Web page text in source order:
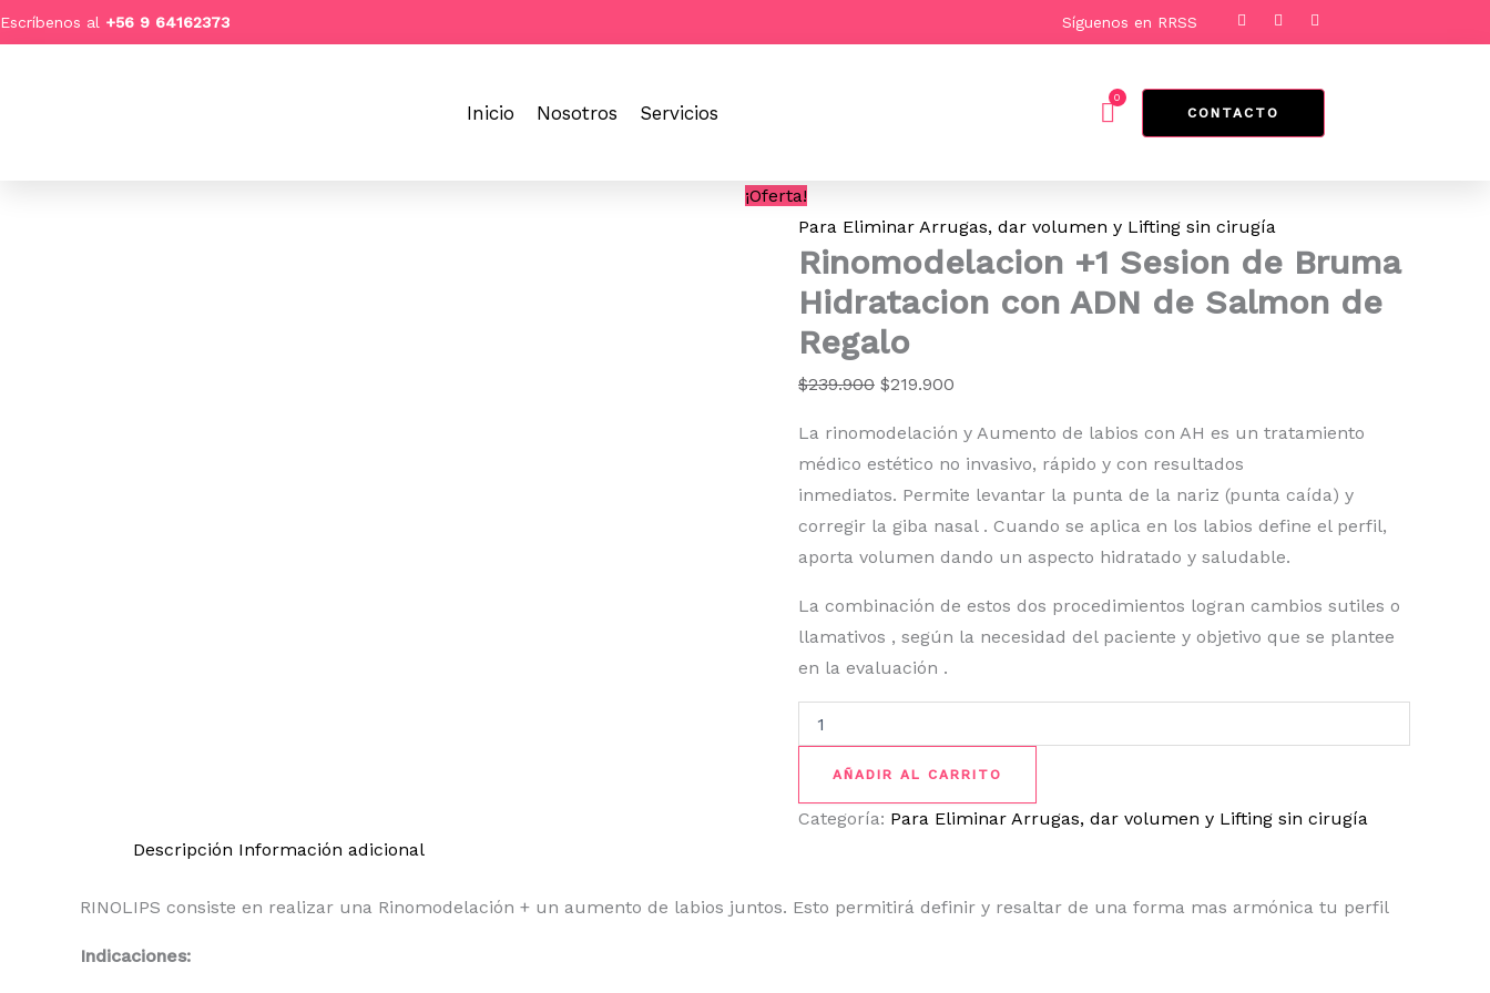
Ir
al
Escríbenos al +56 9 64162373 Síguenos en RRSS
F
a
c
o
o
k
I
n
s
g
a
m
T
i
k
k
Inicio Nosotros Servicios
0
Cart CONTACTO
¡Oferta!
Para Eliminar Arrugas, dar volumen y Lifting sin cirugía
Rinomodelacion +1 Sesion de Bruma
Hidratacion con ADN de Salmon de
Regalo
$239.900
precio
$219.900
precio
La rinomodelación y Aumento de labios con AH es un tratamiento
médico estético no invasivo, rápido y con resultados
inmediatos. Permite levantar la punta de la nariz (punta caída) y
corregir la giba nasal . Cuando se aplica en los labios define el perfil,
aporta volumen dando un aspecto hidratado y saludable.
La combinación de estos dos procedimientos logran cambios sutiles o
llamativos , según la necesidad del paciente y objetivo que se plantee
en la evaluación .
de
Salmon
de
Regalo
cantidad
AÑADIR AL CARRITO
Categoría: Para Eliminar Arrugas, dar volumen y Lifting sin cirugía
Descripción Información adicional
RINOLIPS consiste en realizar una Rinomodelación + un aumento de labios juntos. Esto permitirá definir y resaltar de una forma mas armónica tu perfil
Indicaciones: